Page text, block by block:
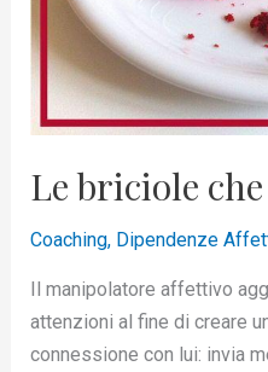
Le briciole
Coaching, Dipendenze
Il manipolatore affettivo
attenzioni al fine di creare
connessione con lui: invia